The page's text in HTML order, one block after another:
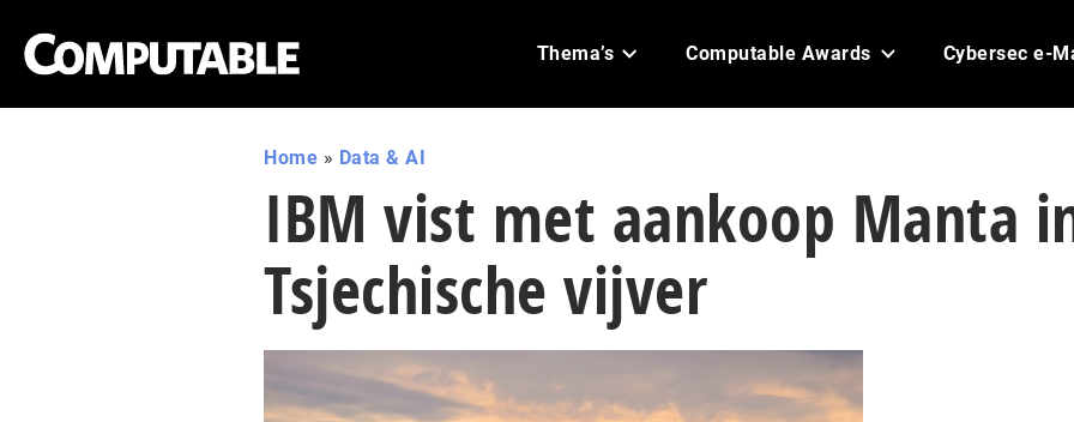
Thema’s Computable Awards Cybersec e-
Home » Data & AI
IBM vist met aankoop Manta
Tsjechische vijver